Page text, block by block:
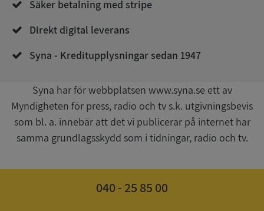
Säker betalning med stripe
Direkt digital leverans
Syna - Kreditupplysningar sedan 1947
Syna har för webbplatsen www.syna.se ett av
Myndigheten för press, radio och tv s.k. utgivningsbevis
som bl. a. innebär att det vi publicerar på internet har
samma grundlagsskydd som i tidningar, radio och tv.
040 - 25 85 00